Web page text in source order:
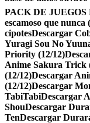
PACK DE JUEGOS
escamoso que nunca
cipotesDescargar
Yuragi Sou No
Priority (12/12)
Anime Sakura Trick
(12/12)Descargar
(12/12)Descargar
TabiTabiDescargar
ShouDescargar
TenDescargar